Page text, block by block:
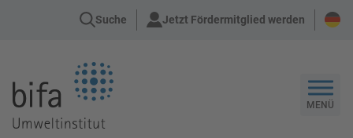
Suche Jetzt Fördermitglied werden
MENÜ